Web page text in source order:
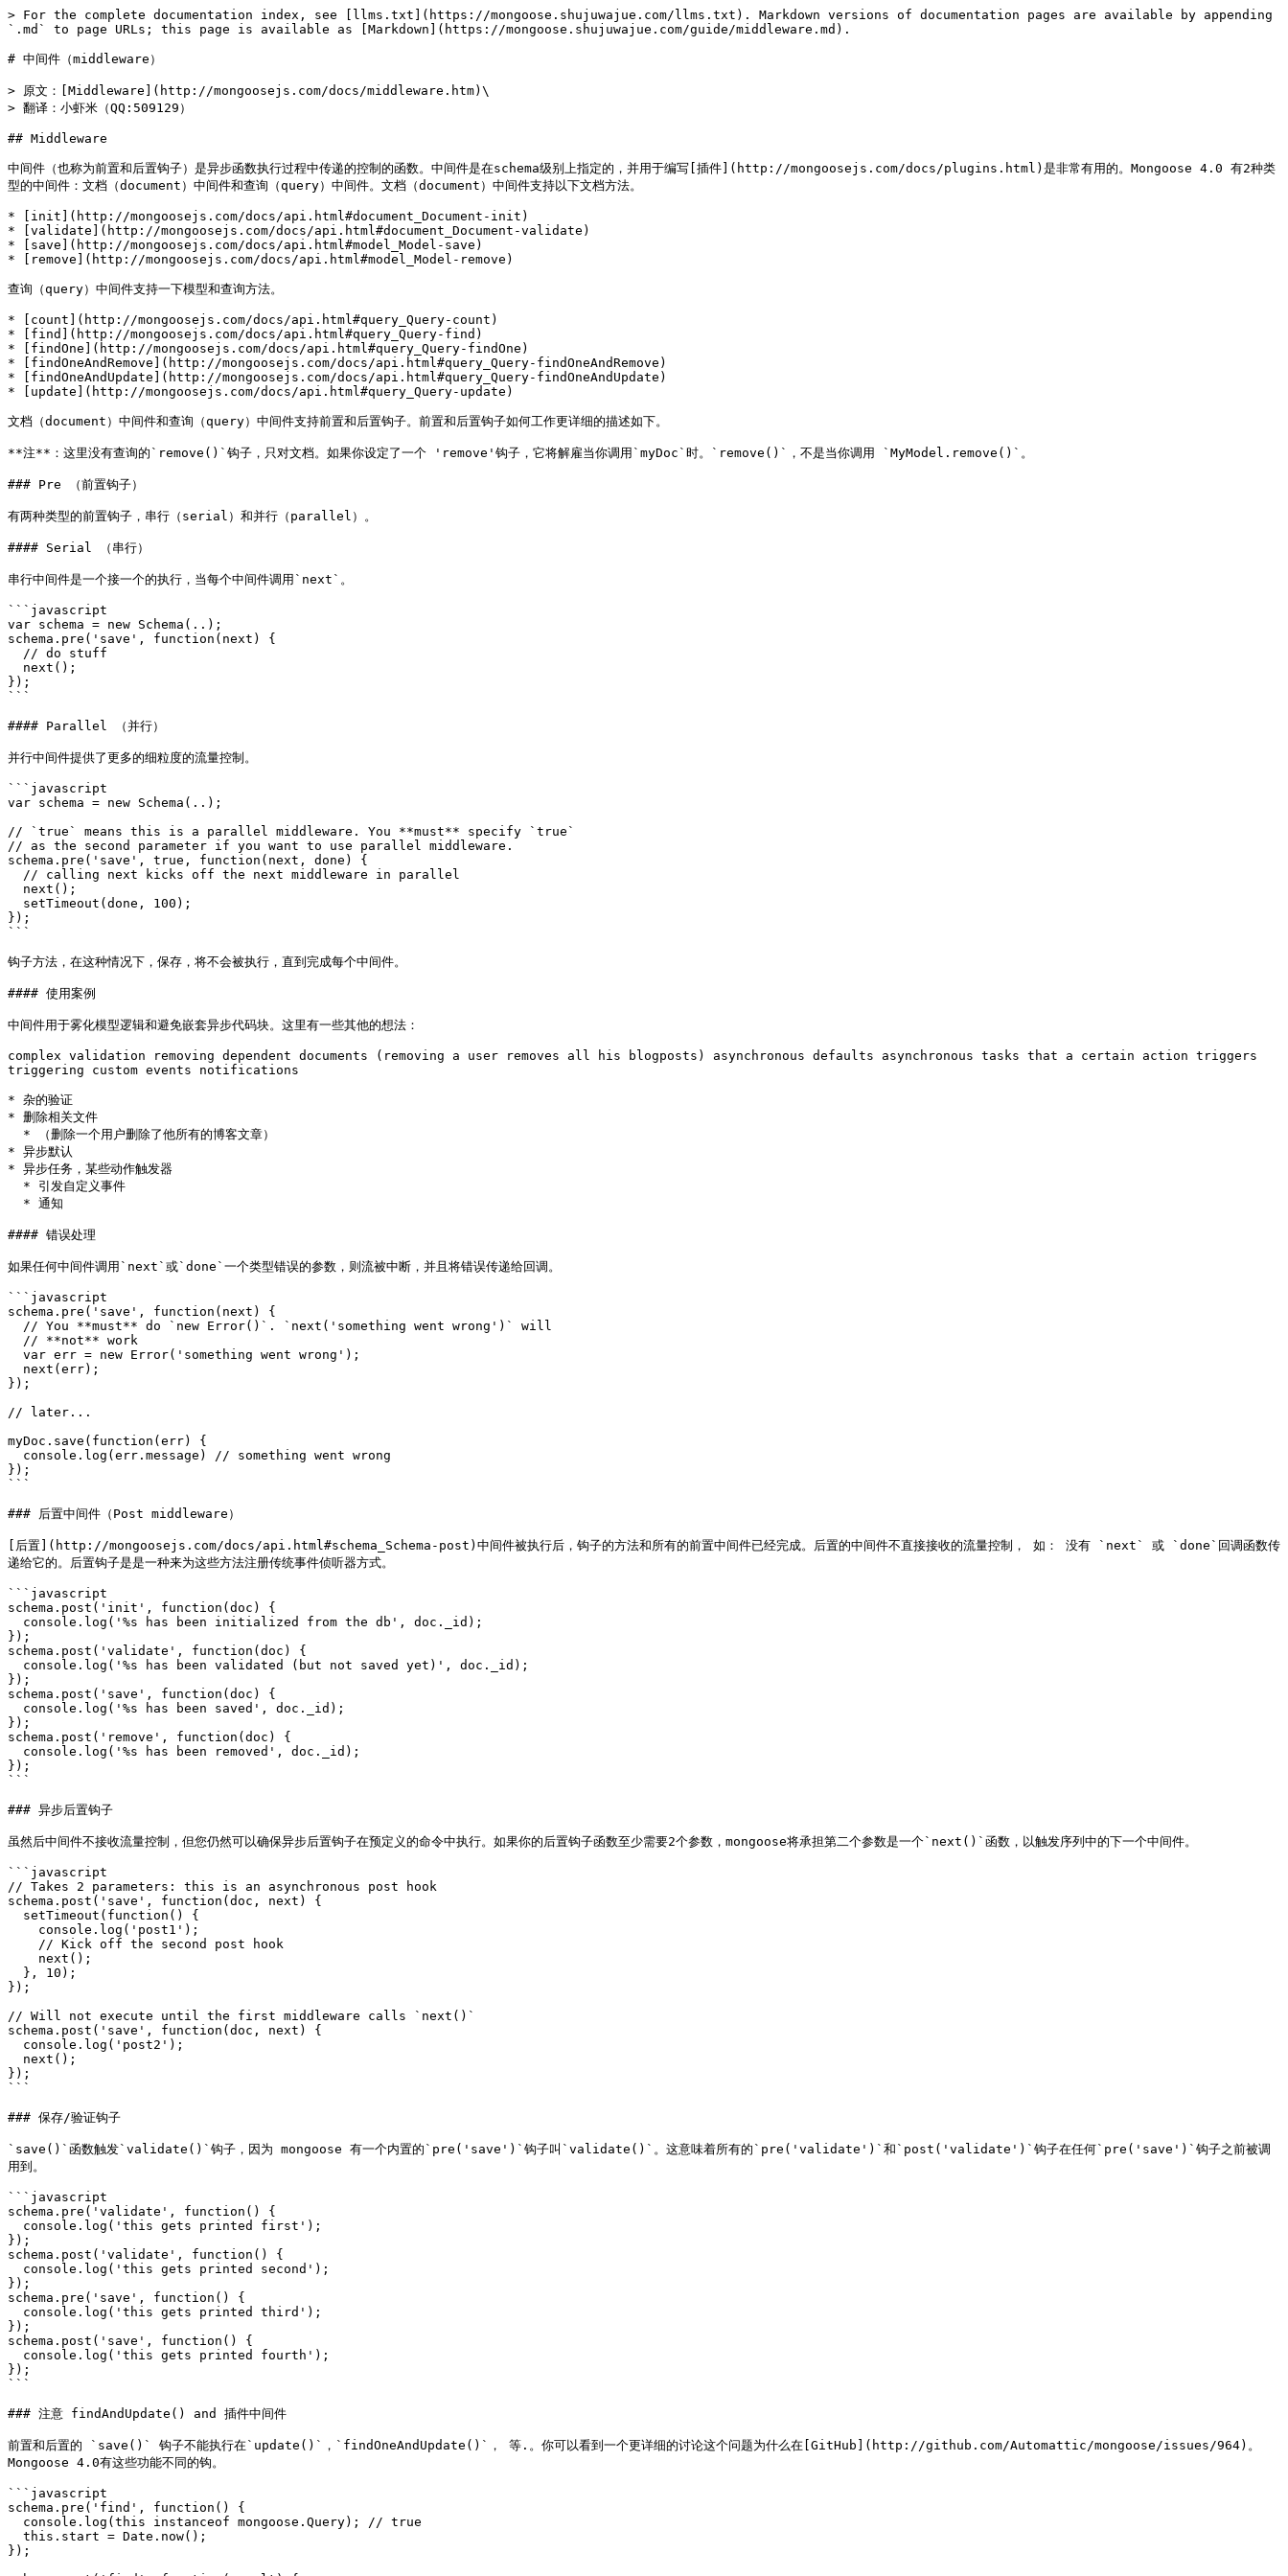
> For the complete documentation index, see [llms.txt](https://mongoose.shujuwajue.com/llms.txt). Markdown versions of documentation pages are available by appending
`.md` to page URLs; this page is available as [Markdown](https://mongoose.shujuwajue.com/guide/middleware.md).
# 中间件（middleware）
> 原文：[Middleware](http://mongoosejs.com/docs/middleware.htm)\
> 翻译：小虾米（QQ:509129）
## Middleware
中间件（也称为前置和后置钩子）是异步函数执行过程中传递的控制的函数。中间件是在schema级别上指定的，并用于编写[插件](http://mongoosejs.com/docs/plugins.html)是非常有用的。Mongoose 4.0 有2种类
型的中间件：文档（document）中间件和查询（query）中间件。文档（document）中间件支持以下文档方法。
* [init](http://mongoosejs.com/docs/api.html#document_Document-init)
* [validate](http://mongoosejs.com/docs/api.html#document_Document-validate)
* [save](http://mongoosejs.com/docs/api.html#model_Model-save)
* [remove](http://mongoosejs.com/docs/api.html#model_Model-remove)
查询（query）中间件支持一下模型和查询方法。
* [count](http://mongoosejs.com/docs/api.html#query_Query-count)
* [find](http://mongoosejs.com/docs/api.html#query_Query-find)
* [findOne](http://mongoosejs.com/docs/api.html#query_Query-findOne)
* [findOneAndRemove](http://mongoosejs.com/docs/api.html#query_Query-findOneAndRemove)
* [findOneAndUpdate](http://mongoosejs.com/docs/api.html#query_Query-findOneAndUpdate)
* [update](http://mongoosejs.com/docs/api.html#query_Query-update)
文档（document）中间件和查询（query）中间件支持前置和后置钩子。前置和后置钩子如何工作更详细的描述如下。
**注**：这里没有查询的`remove()`钩子，只对文档。如果你设定了一个 'remove'钩子，它将解雇当你调用`myDoc`时。`remove()`，不是当你调用 `MyModel.remove()`。
### Pre （前置钩子）
有两种类型的前置钩子，串行（serial）和并行（parallel）。
#### Serial （串行）
串行中间件是一个接一个的执行，当每个中间件调用`next`。
```javascript
var schema = new Schema(..);
schema.pre('save', function(next) {
});
```
#### Parallel （并行）
并行中间件提供了更多的细粒度的流量控制。
```javascript
var schema = new Schema(..);
// `true` means this is a parallel middleware. You **must** specify `true`
// as the second parameter if you want to use parallel middleware.
schema.pre('save', true, function(next, done) {
});
```
钩子方法，在这种情况下，保存，将不会被执行，直到完成每个中间件。
#### 使用案例
中间件用于雾化模型逻辑和避免嵌套异步代码块。这里有一些其他的想法：
complex validation removing dependent documents (removing a user removes all his blogposts) asynchronous defaults asynchronous tasks that a certain action triggers
triggering custom events notifications
* 杂的验证
* 删除相关文件
* 异步默认
* 异步任务，某些动作触发器
#### 错误处理
如果任何中间件调用`next`或`done`一个类型错误的参数，则流被中断，并且将错误传递给回调。
```javascript
schema.pre('save', function(next) {
});
// later...
myDoc.save(function(err) {
});
```
### 后置中间件（Post middleware）
[后置](http://mongoosejs.com/docs/api.html#schema_Schema-post)中间件被执行后，钩子的方法和所有的前置中间件已经完成。后置的中间件不直接接收的流量控制， 如： 没有 `next` 或 `done`回调函数传
递给它的。后置钩子是是一种来为这些方法注册传统事件侦听器方式。
```javascript
schema.post('init', function(doc) {
});
schema.post('validate', function(doc) {
});
schema.post('save', function(doc) {
});
schema.post('remove', function(doc) {
});
```
### 异步后置钩子
虽然后中间件不接收流量控制，但您仍然可以确保异步后置钩子在预定义的命令中执行。如果你的后置钩子函数至少需要2个参数，mongoose将承担第二个参数是一个`next()`函数，以触发序列中的下一个中间件。
```javascript
// Takes 2 parameters: this is an asynchronous post hook
schema.post('save', function(doc, next) {
});
// Will not execute until the first middleware calls `next()`
schema.post('save', function(doc, next) {
});
```
### 保存/验证钩子
`save()`函数触发`validate()`钩子，因为 mongoose 有一个内置的`pre('save')`钩子叫`validate()`。这意味着所有的`pre('validate')`和`post('validate')`钩子在任何`pre('save')`钩子之前被调
用到。
```javascript
schema.pre('validate', function() {
});
schema.post('validate', function() {
});
schema.pre('save', function() {
});
schema.post('save', function() {
});
```
### 注意 findAndUpdate() and 插件中间件
前置和后置的 `save()` 钩子不能执行在`update()`，`findOneAndUpdate()`， 等.。你可以看到一个更详细的讨论这个问题为什么在[GitHub](http://github.com/Automattic/mongoose/issues/964)。
Mongoose 4.0有这些功能不同的钩。
```javascript
schema.pre('find', function() {
});